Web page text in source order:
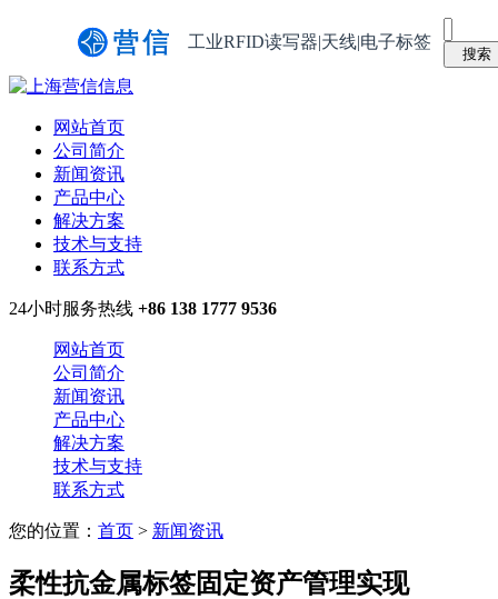
工业RFID读写器|天线|电子标签
网站首页
公司简介
新闻资讯
产品中心
解决方案
技术与支持
联系方式
24小时服务热线 +86 138 1777 9536
网站首页
公司简介
新闻资讯
产品中心
解决方案
技术与支持
联系方式
您的位置： 首页 > 新闻资讯
柔性抗金属标签固定资产管理实现